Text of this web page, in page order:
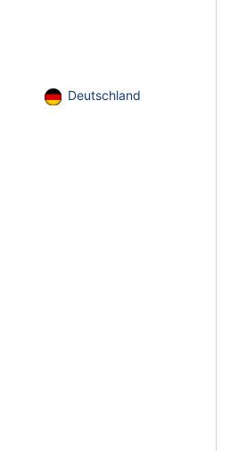
Deutschland